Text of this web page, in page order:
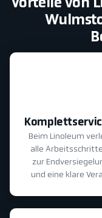
Vorteile von
Beim Linoleum
alle
zur
und eine klare